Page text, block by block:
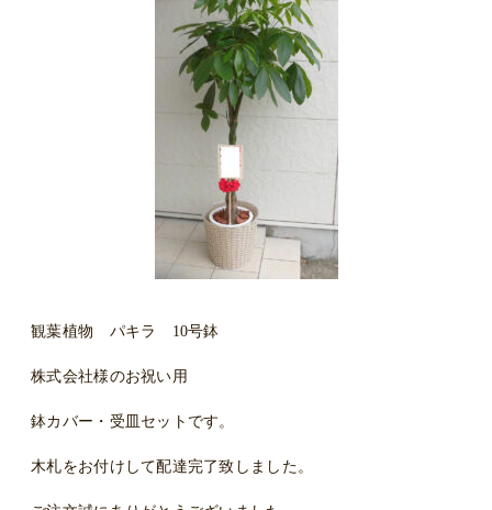
観葉植物 パキラ 10号鉢
株式会社様のお祝い用
鉢カバー・受皿セットです。
木札をお付けして配達完了致しました。